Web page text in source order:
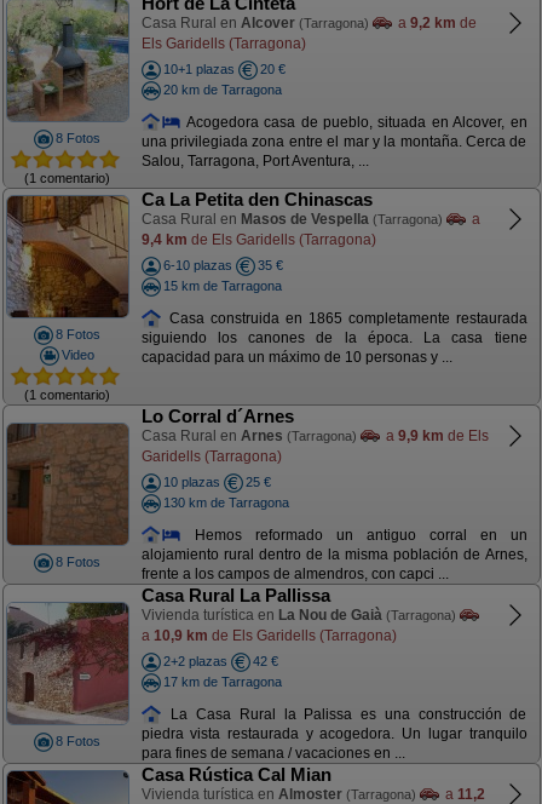
8 Fotos
(1 comentario)
Casa Rural en Alcover (Tarragona) a 9,2 km de
Els Garidells (Tarragona)
10+1 plazas
20 €
20 km de Tarragona
Acogedora casa de pueblo, situada en Alcover, en
una privilegiada zona entre el mar y la montaña. Cerca de
Salou, Tarragona, Port Aventura, ...
8 Fotos
Video
(1 comentario)
Ca La Petita den Chinascas
Casa Rural en Masos de Vespella (Tarragona)
a
9,4 km de Els Garidells (Tarragona)
6-10 plazas
35 €
15 km de Tarragona
Casa construida en 1865 completamente restaurada
siguiendo los canones de la época. La casa tiene
capacidad para un máximo de 10 personas y ...
8 Fotos
Lo Corral d´Arnes
Casa Rural en Arnes (Tarragona) a 9,9 km de Els
Garidells (Tarragona)
10 plazas
25 €
130 km de Tarragona
Hemos reformado un antiguo corral en un
alojamiento rural dentro de la misma población de Arnes,
frente a los campos de almendros, con capci ...
8 Fotos
Casa Rural La Pallissa
Vivienda turística en La Nou de Gaià (Tarragona)
a 10,9 km de Els Garidells (Tarragona)
2+2 plazas
42 €
17 km de Tarragona
La Casa Rural la Palissa es una construcción de
piedra vista restaurada y acogedora. Un lugar tranquilo
para fines de semana / vacaciones en ...
Casa Rústica Cal Mian
Vivienda turística en Almoster (Tarragona) a 11,2